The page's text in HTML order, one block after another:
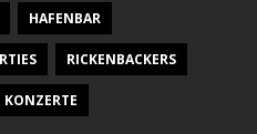
HAFENBAR
RICKENBACKERS
KONZERTE